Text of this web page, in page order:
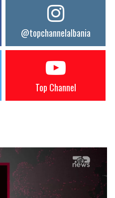
@topchannelalbania
Top Channel